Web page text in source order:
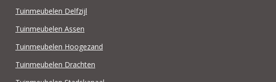
Tuinmeubelen Delfzijl
Tuinmeubelen Assen
Tuinmeubelen Hoogezand
Tuinmeubelen Drachten